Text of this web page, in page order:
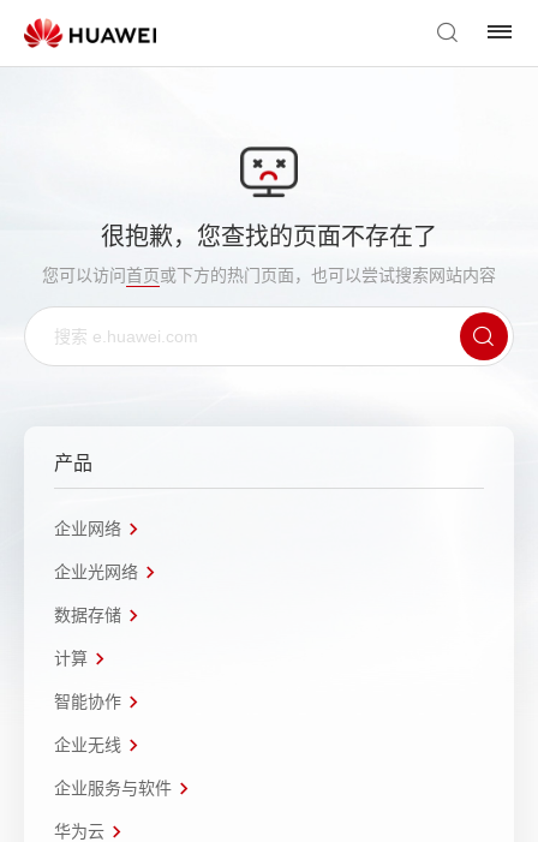
很抱歉，您查找的页面不存在了
您可以访问首页或下方的热门页面，也可以尝试搜索网站内容
产品
企业网络
企业光网络
数据存储
计算
智能协作
企业无线
企业服务与软件
华为云